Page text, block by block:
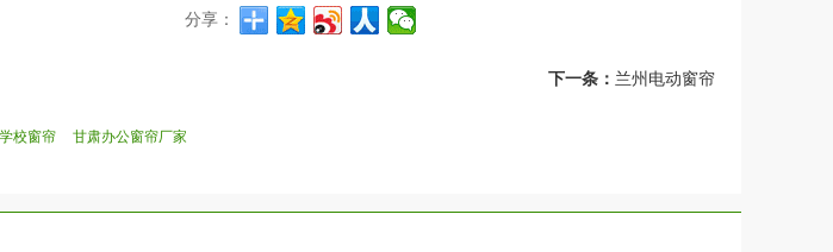
分享：
下一条： 兰州电动窗帘
校窗帘 甘肃办公窗帘厂家